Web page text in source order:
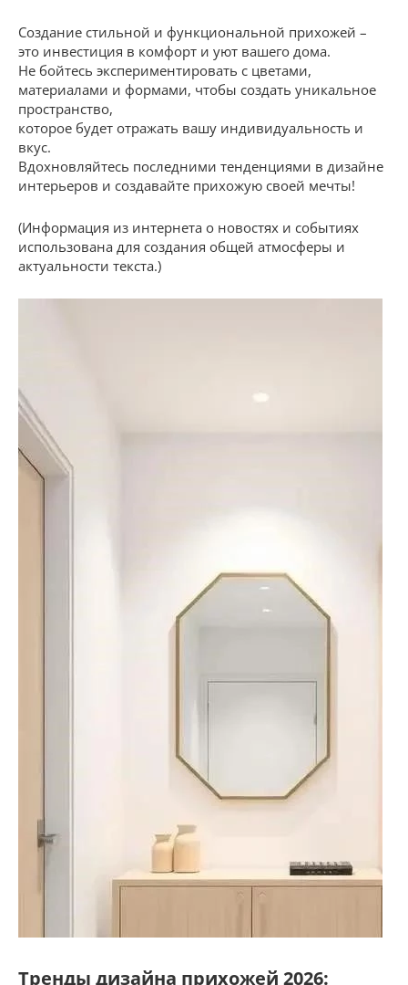
Создание стильной и функциональной прихожей –
это инвестиция в комфорт и уют вашего дома.
Не бойтесь экспериментировать с цветами,
материалами и формами, чтобы создать уникальное
пространство,
которое будет отражать вашу индивидуальность и
вкус.
Вдохновляйтесь последними тенденциями в дизайне
интерьеров и создавайте прихожую своей мечты!
(Информация из интернета о новостях и событиях
использована для создания общей атмосферы и
актуальности текста.)
Тренды дизайна прихожей 2026: